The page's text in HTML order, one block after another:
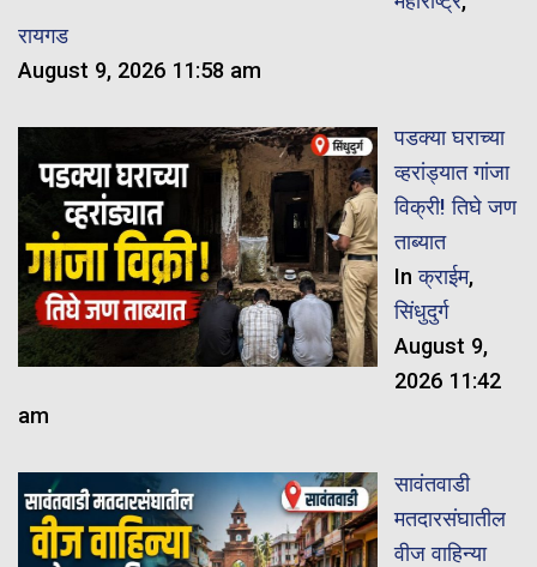
रायगड
August 9, 2026 11:58 am
पडक्या घराच्या
व्हरांड्यात गांजा
विक्री! तिघे जण
ताब्यात
Inक्राईम,
सिंधुदुर्ग
August 9,
2026 11:42
am
सावंतवाडी
मतदारसंघातील
वीज वाहिन्या